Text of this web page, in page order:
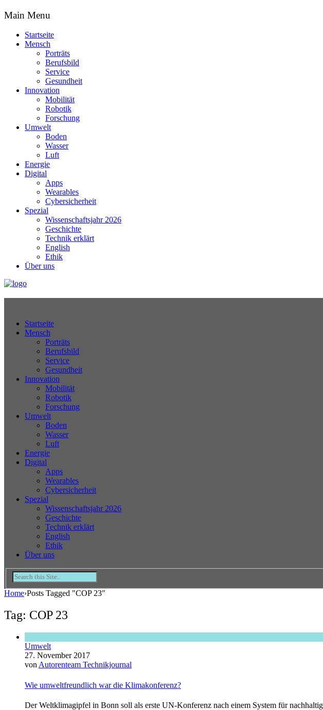
Main Menu
Startseite
Mensch
Porträts
Berufsbild
Service
Gesundheit
Innovation
Mobilität
Robotik
Forschung
Umwelt
Boden
Wasser
Luft
Energie
Digital
Apps
Wearables
Cybersicherheit
Spezial
Wissenschaftsjahr 2026
Geschichte
Technik erklärt
English
Ethik
Über uns
Startseite
Mensch
Porträts
Berufsbild
Service
Gesundheit
Innovation
Mobilität
Robotik
Forschung
Umwelt
Boden
Wasser
Luft
Energie
Digital
Apps
Wearables
Cybersicherheit
Spezial
Wissenschaftsjahr 2026
Geschichte
Technik erklärt
English
Ethik
Über uns
Home›Posts Tagged "COP 23"
Tag: COP 23
Umwelt
27. November 2017
von Autorenteam Technikjournal
Wie umweltfreundlich war die Klimakonferenz?
Der Weltklimagipfel in Bonn soll als erste UN-Konferenz nach einem System für